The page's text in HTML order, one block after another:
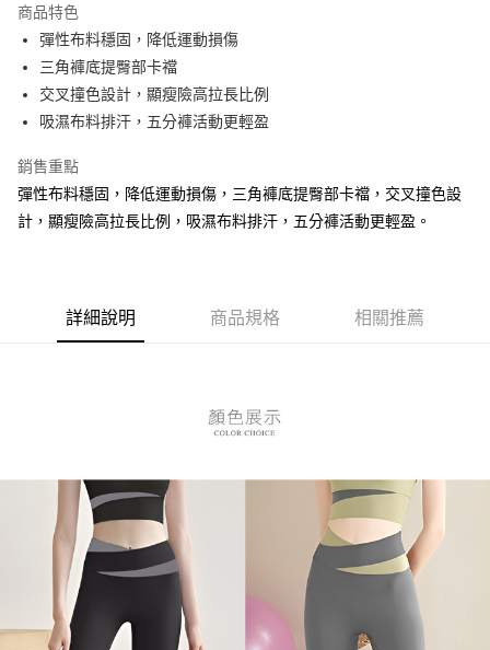
Apple Pay
街口支付
悠遊付
AFTEE先享後付
相關說明
AFTEE先享後付是「在收到商品之後才付款」的支付方式。 讓您購物簡單
３．安心：先確認商品／服務後，再付款。
【「AFTEE先享後付」結帳流程】
３．收到繳費通知簡訊後14天內，點擊此簡訊中的連結，可透過四大超商／
購買商品的店家。未經商家同意取消之訂單仍視為有效，需透過AFTEE先享
後付繳納相關費用。
※ 交易是否成功請以「AFTEE先享後付 」之結帳頁面顯示為準，若有關於
是否繳費成功／繳費後需取消欲退款等相關疑問，請聯繫「AFTEE先享後付
客戶支援中心」
https://netprotections.freshdesk.com/support/home
【注意事項】
１．透過由恩沛科技股份有限公司提供之「AFTEE先享後付」服務完成之交
易，需依本服務之必要範圍內提供個人資料，並將交易相關給付款項請求債
ATM付款
全家付款取貨
每筆NT$80，滿NT$899(含以上)免運費
每筆NT$80，滿NT$899(含以上)免運費
每筆NT$80，滿NT$899(含以上)免運費
付款後7-11取貨
每筆NT$80，滿NT$899(含以上)免運費
黑貓宅急便
每筆NT$80，滿NT$899(含以上)免運費
商品特色
彈性布料穩固，降低運動損傷
三角褲底提臀部卡襠
交叉撞色設計，顯瘦險高拉長比例
吸濕布料排汗，五分褲活動更輕盈
銷售重點
彈性布料穩固，降低運動損傷，三角褲底提臀部卡襠，交叉撞色設
計，顯瘦險高拉長比例，吸濕布料排汗，五分褲活動更輕盈。
詳細說明 商品規格 相關推薦